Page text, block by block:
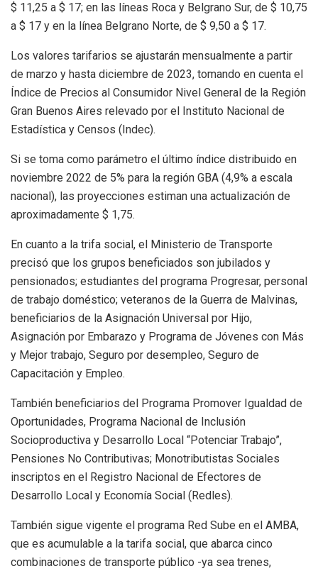
$ 11,25 a $ 17; en las líneas Roca y Belgrano Sur, de $ 10,75
a $ 17 y en la línea Belgrano Norte, de $ 9,50 a $ 17.
Los valores tarifarios se ajustarán mensualmente a partir
de marzo y hasta diciembre de 2023, tomando en cuenta el
Índice de Precios al Consumidor Nivel General de la Región
Gran Buenos Aires relevado por el Instituto Nacional de
Estadística y Censos (Indec).
Si se toma como parámetro el último índice distribuido en
noviembre 2022 de 5% para la región GBA (4,9% a escala
nacional), las proyecciones estiman una actualización de
aproximadamente $ 1,75.
En cuanto a la trifa social, el Ministerio de Transporte
precisó que los grupos beneficiados son jubilados y
pensionados; estudiantes del programa Progresar, personal
de trabajo doméstico; veteranos de la Guerra de Malvinas,
beneficiarios de la Asignación Universal por Hijo,
Asignación por Embarazo y Programa de Jóvenes con Más
y Mejor trabajo, Seguro por desempleo, Seguro de
Capacitación y Empleo.
También beneficiarios del Programa Promover Igualdad de
Oportunidades, Programa Nacional de Inclusión
Socioproductiva y Desarrollo Local “Potenciar Trabajo”,
Pensiones No Contributivas; Monotributistas Sociales
inscriptos en el Registro Nacional de Efectores de
Desarrollo Local y Economía Social (Redles).
También sigue vigente el programa Red Sube en el AMBA,
que es acumulable a la tarifa social, que abarca cinco
combinaciones de transporte público -ya sea trenes,